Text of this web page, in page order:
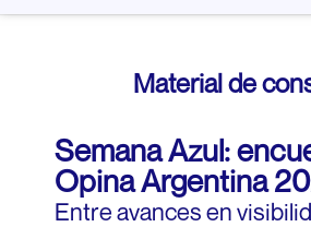
Material de
Semana Azul:
Opina Argentina
Entre avances en